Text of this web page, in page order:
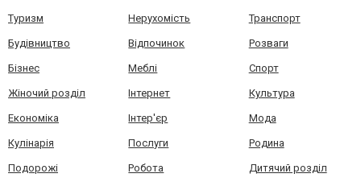
Туризм Нерухомість Транспорт
Будівництво Відпочинок Розваги
Бізнес Меблі Спорт
Жіночий розділ Інтернет Культура
Економіка Інтер'єр Мода
Кулінарія Послуги Родина
Подорожі Робота Дитячий розділ